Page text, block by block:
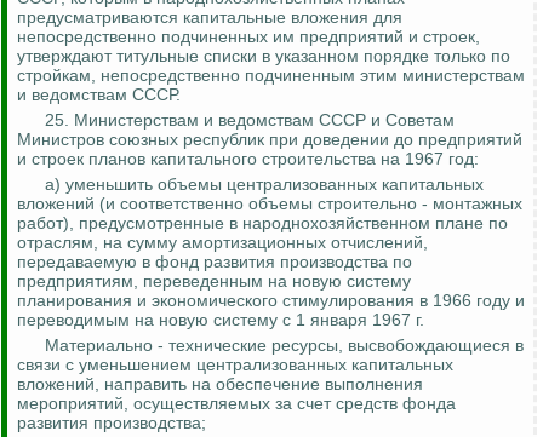
предусматриваются капитальные вложения для
непосредственно подчиненных им предприятий и строек,
утверждают титульные списки в указанном порядке только по
стройкам, непосредственно подчиненным этим министерствам
и ведомствам СССР.
25. Министерствам и ведомствам СССР и Советам
Министров союзных республик при доведении до предприятий
и строек планов капитального строительства на 1967 год:
а) уменьшить объемы централизованных капитальных
вложений (и соответственно объемы строительно - монтажных
работ), предусмотренные в народнохозяйственном плане по
отраслям, на сумму амортизационных отчислений,
передаваемую в фонд развития производства по
предприятиям, переведенным на новую систему
планирования и экономического стимулирования в 1966 году и
переводимым на новую систему с 1 января 1967 г.
Материально - технические ресурсы, высвобождающиеся в
связи с уменьшением централизованных капитальных
вложений, направить на обеспечение выполнения
мероприятий, осуществляемых за счет средств фонда
развития производства;